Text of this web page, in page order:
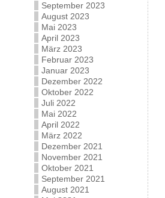
September 2023
August 2023
Mai 2023
April 2023
März 2023
Februar 2023
Januar 2023
Dezember 2022
Oktober 2022
Juli 2022
Mai 2022
April 2022
März 2022
Dezember 2021
November 2021
Oktober 2021
September 2021
August 2021